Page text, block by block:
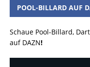
POOL-BILLARD AUF
Schaue Pool-Billard,
auf DAZN!